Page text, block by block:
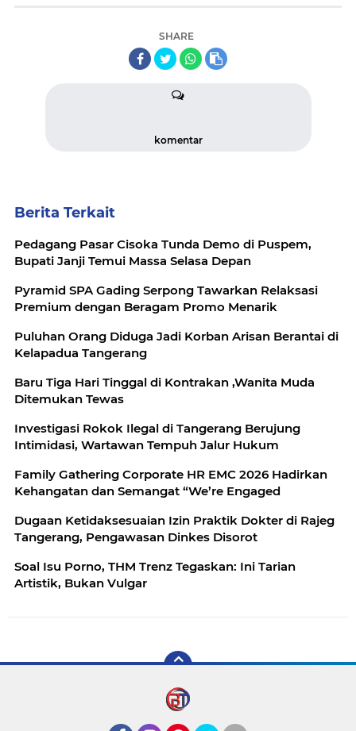
SHARE
komentar
Berita Terkait
Pedagang Pasar Cisoka Tunda Demo di Puspem,
Bupati Janji Temui Massa Selasa Depan
Pyramid SPA Gading Serpong Tawarkan Relaksasi
Premium dengan Beragam Promo Menarik
Puluhan Orang Diduga Jadi Korban Arisan Berantai di
Kelapadua Tangerang
Baru Tiga Hari Tinggal di Kontrakan ,Wanita Muda
Ditemukan Tewas
Investigasi Rokok Ilegal di Tangerang Berujung
Intimidasi, Wartawan Tempuh Jalur Hukum
Family Gathering Corporate HR EMC 2026 Hadirkan
Kehangatan dan Semangat “We’re Engaged
Dugaan Ketidaksesuaian Izin Praktik Dokter di Rajeg
Tangerang, Pengawasan Dinkes Disorot
Soal Isu Porno, THM Trenz Tegaskan: Ini Tarian
Artistik, Bukan Vulgar